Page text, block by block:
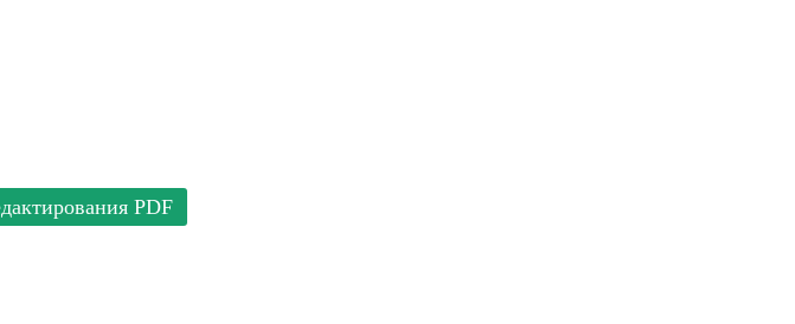
PDF